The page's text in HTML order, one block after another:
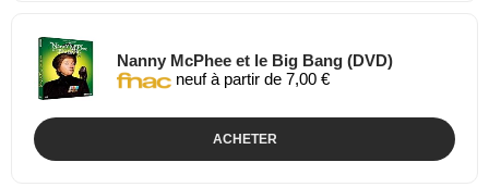
Nanny McPhee et le Big Bang (DVD)
neuf à partir de 7,00 €
ACHETER